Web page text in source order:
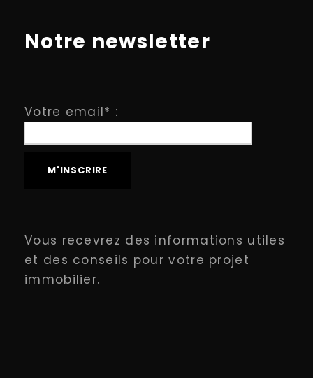
Notre newsletter
Votre email* :
Vous recevrez des informations utiles
et des conseils pour votre projet
immobilier.